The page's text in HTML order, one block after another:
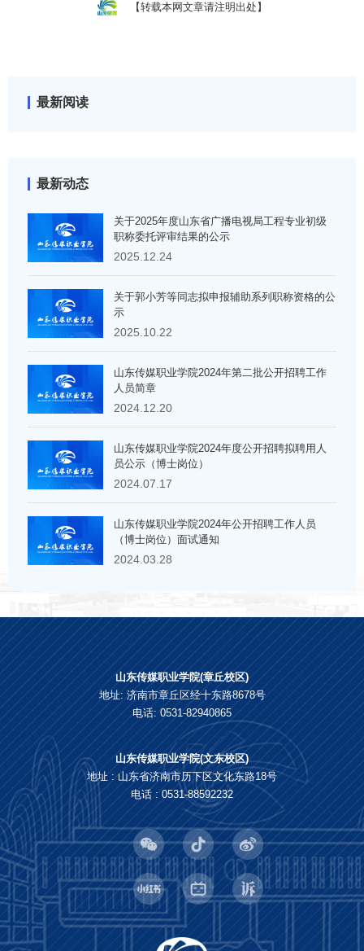
【转载本网文章请注明出处】
最新阅读
最新动态
关于2025年度山东省广播电视局工程专业初级
职称委托评审结果的公示
2025.12.24
关于郭小芳等同志拟申报辅助系列职称资格的公
示
2025.10.22
山东传媒职业学院2024年第二批公开招聘工作
人员简章
2024.12.20
山东传媒职业学院2024年度公开招聘拟聘用人
员公示（博士岗位）
2024.07.17
山东传媒职业学院2024年公开招聘工作人员
（博士岗位）面试通知
2024.03.28
山东传媒职业学院(章丘校区)
地址: 济南市章丘区经十东路8678号
电话: 0531-82940865
山东传媒职业学院(文东校区)
地址 : 山东省济南市历下区文化东路18号
电话 : 0531-88592232